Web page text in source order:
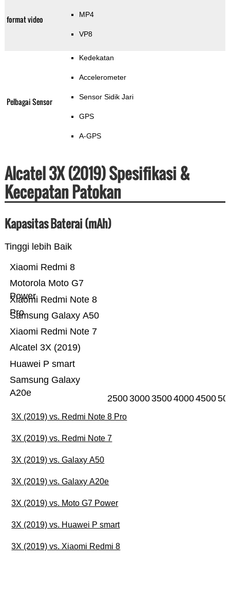
format video MP4
VP8
Pelbagai Sensor
Kedekatan
Accelerometer
Sensor Sidik Jari
GPS
A-GPS
Alcatel 3X (2019) Spesifikasi &
Kecepatan Patokan
Kapasitas Baterai (mAh)
Tinggi lebih Baik
Samsung Galaxy
A20e
Huawei P smart
Alcatel 3X (2019)
Xiaomi Redmi Note 7
Samsung Galaxy A50
Xiaomi Redmi Note 8
Pro
Motorola Moto G7
Power
Xiaomi Redmi 8
25003000350040004500
3X (2019) vs. Redmi Note 8 Pro
3X (2019) vs. Redmi Note 7
3X (2019) vs. Galaxy A50
3X (2019) vs. Galaxy A20e
3X (2019) vs. Moto G7 Power
3X (2019) vs. Huawei P smart
3X (2019) vs. Xiaomi Redmi 8